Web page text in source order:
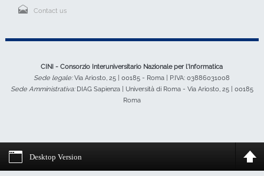
Contact us
CINI - Consorzio Interuniversitario Nazionale per l'Informatica
Sede legale:Via Ariosto, 25 | 00185 - Roma | P.IVA: 03886031008
Sede Amministrativa:DIAG Sapienza | Università di Roma - Via Ariosto, 25 | 00185
Roma
Desktop Version